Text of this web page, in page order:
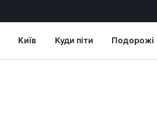
Київ Куди піти Подорожі